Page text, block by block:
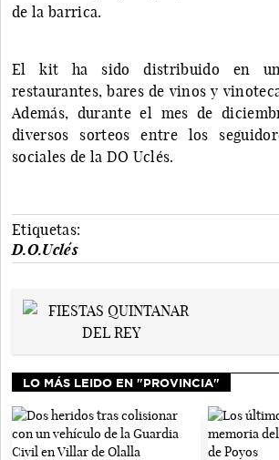
de la barrica.
El kit ha sido distribuido en
restaurantes, bares de vinos y
Además, durante el mes de
diversos sorteos entre los
sociales de la DO Uclés.
Etiquetas:
D.O.Uclés
LO MÁS LEIDO EN "PROVINCIA"